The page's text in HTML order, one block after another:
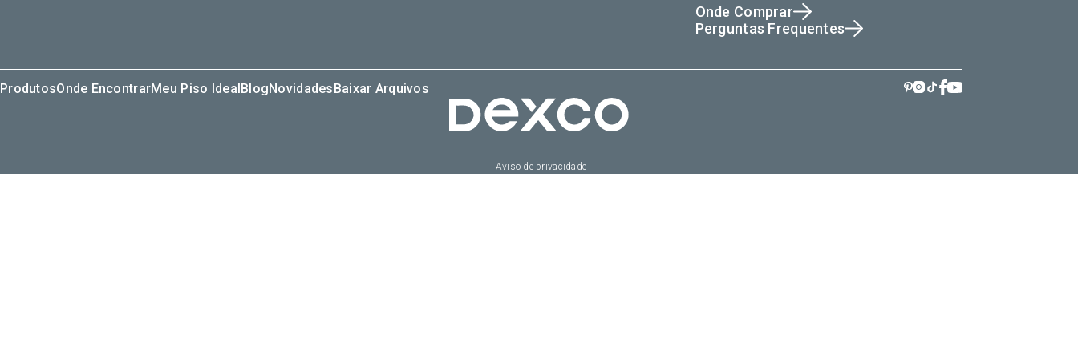
Onde Comprar
Perguntas Frequentes
ProdutosOnde EncontrarMeu Piso IdealBlogNovidadesBaixar Arquivos
Aviso de privacidade